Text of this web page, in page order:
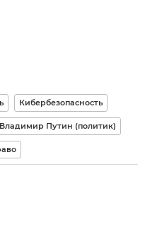
Кибербезопасность
Владимир Путин (политик)